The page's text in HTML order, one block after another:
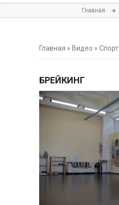
Главная
Главная » Видео » Спорт
БРЕЙКИНГ